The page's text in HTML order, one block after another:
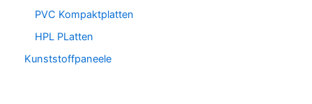
PVC Kompaktplatten
HPL PLatten
Kunststoffpaneele